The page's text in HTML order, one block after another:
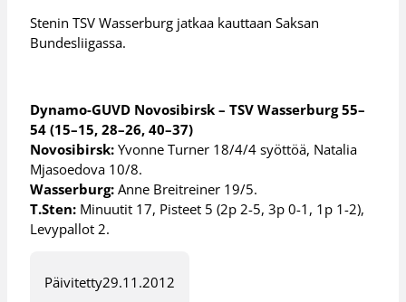
Stenin TSV Wasserburg jatkaa kauttaan Saksan
Bundesliigassa.
Dynamo-GUVD Novosibirsk – TSV Wasserburg 55–
54 (15–15, 28–26, 40–37)
Novosibirsk: Yvonne Turner 18/4/4 syöttöä, Natalia
Mjasoedova 10/8.
Wasserburg: Anne Breitreiner 19/5.
T.Sten: Minuutit 17, Pisteet 5 (2p 2-5, 3p 0-1, 1p 1-2),
Levypallot 2.
Päivitetty29.11.2012